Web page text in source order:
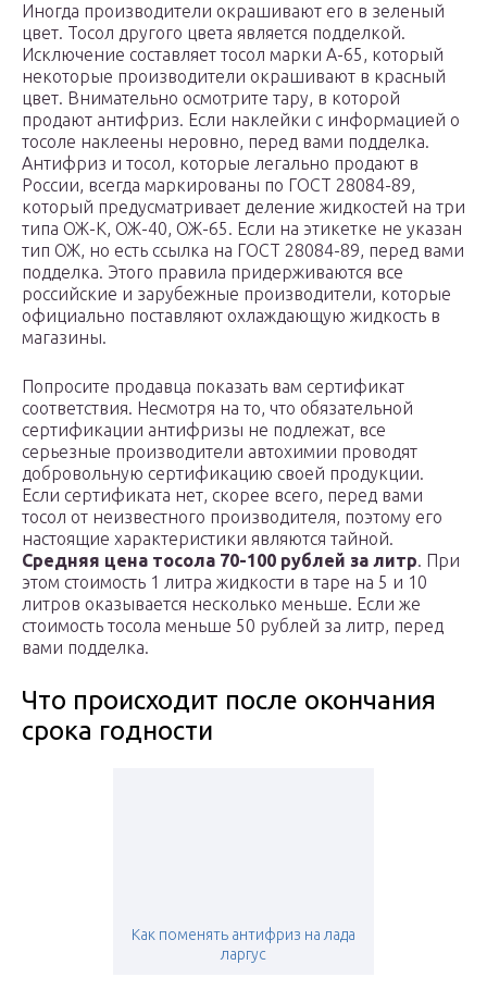
Иногда производители окрашивают его в зеленый
цвет. Тосол другого цвета является подделкой.
Исключение составляет тосол марки А-65, который
некоторые производители окрашивают в красный
цвет. Внимательно осмотрите тару, в которой
продают антифриз. Если наклейки с информацией о
тосоле наклеены неровно, перед вами подделка.
Антифриз и тосол, которые легально продают в
России, всегда маркированы по ГОСТ 28084-89,
который предусматривает деление жидкостей на три
типа ОЖ-К, ОЖ-40, ОЖ-65. Если на этикетке не указан
тип ОЖ, но есть ссылка на ГОСТ 28084-89, перед вами
подделка. Этого правила придерживаются все
российские и зарубежные производители, которые
официально поставляют охлаждающую жидкость в
магазины.
Попросите продавца показать вам сертификат
соответствия. Несмотря на то, что обязательной
сертификации антифризы не подлежат, все
серьезные производители автохимии проводят
добровольную сертификацию своей продукции.
Если сертификата нет, скорее всего, перед вами
тосол от неизвестного производителя, поэтому его
настоящие характеристики являются тайной.
Средняя цена тосола 70-100 рублей за литр. При
этом стоимость 1 литра жидкости в таре на 5 и 10
литров оказывается несколько меньше. Если же
стоимость тосола меньше 50 рублей за литр, перед
вами подделка.
Что происходит после окончания
срока годности
Как поменять антифриз на лада
ларгус